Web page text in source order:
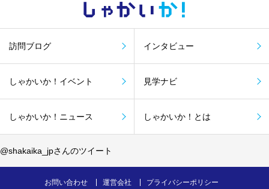
しゃかい か！
訪問ブログ インタビュー
しゃかいか！イベント 見学ナビ
しゃかいか！ニュース しゃかいか！とは
@shakaika_jpさんのツイート
お問い合わせ 運営会社 プライバシーポリシー